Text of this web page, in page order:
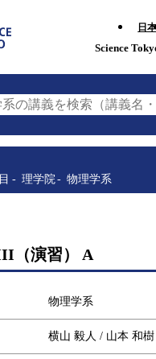
日
Science
の講義を検索（講義名
理学院 物理学系
（演習） A
物理学系
横山 毅人 / 山本 和